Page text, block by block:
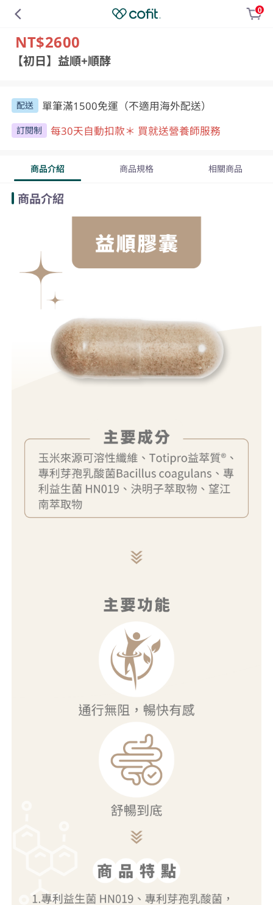
0
NT$2600
【初日】益順+順酵
配送 單筆滿1500免運（不適用海外配送）
訂閱制 每30天自動扣款＊ 買就送營養師服務
商品介紹 商品規格 相關商品
商品介紹